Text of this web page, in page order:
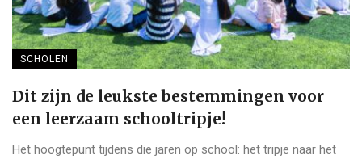
SCHOLEN
Dit zijn de leukste bestemmingen voor
een leerzaam schooltripje!
Het hoogtepunt tijdens die jaren op school: het tripje naar het